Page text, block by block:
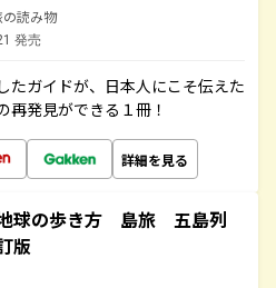
の読み物
発売
たガイドが、日本人にこそ伝えた
再発見ができる１冊！
詳細を見る
球の歩き方 島旅 五島列
版